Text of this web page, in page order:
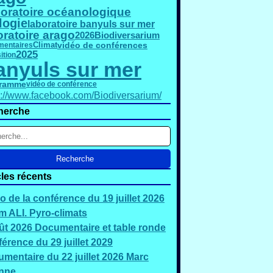
océanologique
laboratoire banyuls sur mer
arago2026Biodiversarium
Climatvidéo de conférences
2025
sur mer
vidéo de conférence
www.facebook.com/Biodiversarium/
récents
de la conférence du 19 juillet 2026
ALI. Pyro-climats
2026 Documentaire et table ronde
du 29 juillet 2029
du 22 juillet 2026 Marc